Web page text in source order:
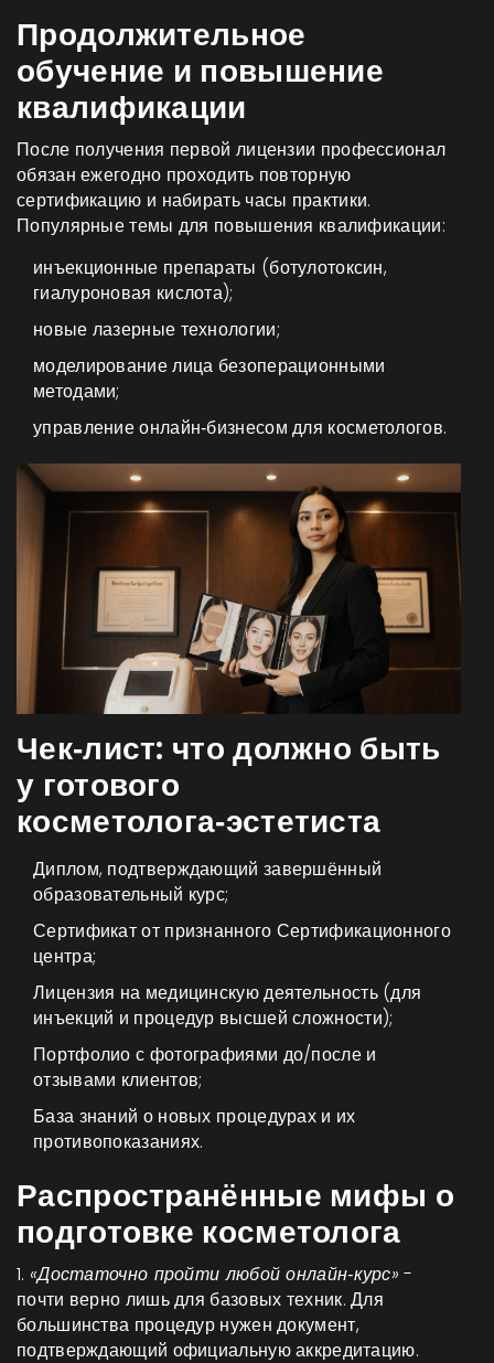
Продолжительное
обучение и повышение
квалификации
После получения первой лицензии профессионал
обязан ежегодно проходить повторную
сертификацию и набирать часы практики.
Популярные темы для повышения квалификации:
инъекционные препараты (ботулотоксин,
гиалуроновая кислота);
новые лазерные технологии;
моделирование лица безоперационными
методами;
управление онлайн‑бизнесом для косметологов.
Чек‑лист: что должно быть
у готового
косметолога‑эстетиста
Диплом, подтверждающий завершённый
образовательный курс;
Сертификат от признанного Сертификационного
центра;
Лицензия на медицинскую деятельность (для
инъекций и процедур высшей сложности);
Портфолио с фотографиями до/после и
отзывами клиентов;
База знаний о новых процедурах и их
противопоказаниях.
Распространённые мифы о
подготовке косметолога
1. «Достаточно пройти любой онлайн‑курс» -
почти верно лишь для базовых техник. Для
большинства процедур нужен документ,
подтверждающий официальную аккредитацию.